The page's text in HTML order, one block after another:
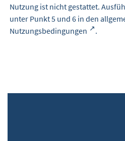
Nutzung ist nicht gestattet.
unter Punkt 5 und 6 in den
Nutzungsbedingungen
.